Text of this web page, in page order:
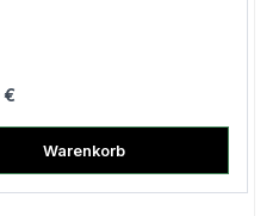
Preis:
€
Warenkorb